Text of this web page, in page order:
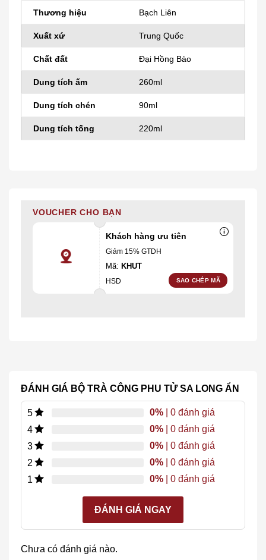
Thương hiệu Bạch Liên
Xuất xứ Trung Quốc
Chất đất Đại Hồng Bào
Dung tích ấm 260ml
Dung tích chén 90ml
Dung tích tống 220ml
VOUCHER CHO BẠN
Khách hàng ưu tiên
Giảm 15% GTDH
Mã: KHUT
HSD SAO CHÉP MÃ
ĐÁNH GIÁ BỘ TRÀ CÔNG PHU TỬ SA LONG ẨN
5 0% | 0 đánh giá
4
0% | 0 đánh giá
3
0% | 0 đánh giá
2
0% | 0 đánh giá
1
0% | 0 đánh giá
ĐÁNH GIÁ NGAY
Chưa có đánh giá nào.